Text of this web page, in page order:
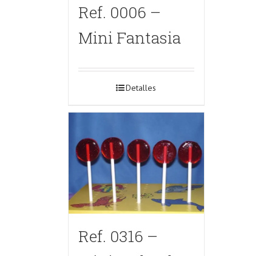
Ref. 0006 –
Mini Fantasia
Detalles
Ref. 0316 –